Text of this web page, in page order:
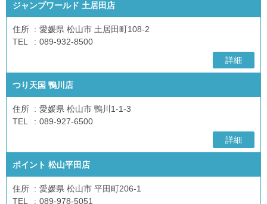
ジャンプワールド 土居田店
住所
愛媛県 松山市 土居田町108-2
TEL
089-932-8500
詳細
つり天国 鴨川店
住所
愛媛県 松山市 鴨川1-1-3
TEL
089-927-6500
詳細
ポイント 松山平田店
住所
愛媛県 松山市 平田町206-1
TEL
089-978-5051